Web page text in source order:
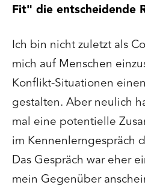
Fit" die entscheidende
Ich bin nicht zuletzt als
mich auf Menschen
Konflikt-Situationen
gestalten. Aber neulich
mal eine potentielle
im Kennenlerngespräch
Das Gespräch war eher
mein Gegenüber